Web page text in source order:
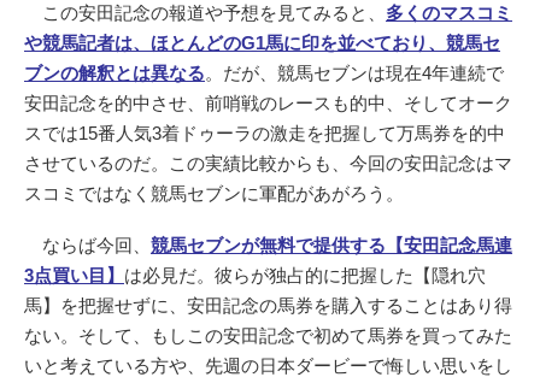
この安田記念の報道や予想を見てみると、 多くのマスコミ
や競馬記者は、ほとんどのG1馬に印を並べており、競馬セ
ブンの解釈とは異なる。だが、競馬セブンは現在4年連続で
安田記念を的中させ、前哨戦のレースも的中、そしてオーク
スでは15番人気3着ドゥーラの激走を把握して万馬券を的中
させているのだ。この実績比較からも、今回の安田記念はマ
スコミではなく競馬セブンに軍配があがろう。
ならば今回、 競馬セブンが無料で提供する【安田記念馬連
3点買い目】 は必見だ。彼らが独占的に把握した【隠れ穴
馬】を把握せずに、安田記念の馬券を購入することはあり得
ない。そして、もしこの安田記念で初めて馬券を買ってみた
いと考えている方や、先週の日本ダービーで悔しい思いをし